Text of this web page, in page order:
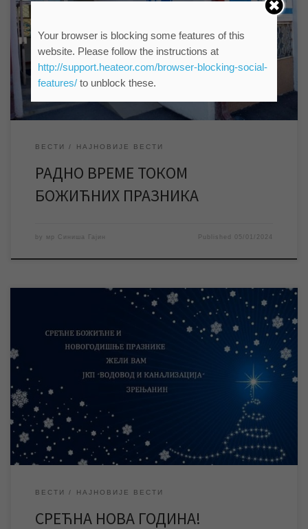
Корисничком центтру, као ни наплатна места у граду. За
време божићних празника дежуран је број за пријаву кварова
и екипе за интервенције на јавним мрежама. Закључком Владе
Републике Србије други дан Божића је нерадан дан, па службе
и шалтери у […]
ВЕСТИ НАЈНОВИЈЕ ВЕСТИ
РАДНО ВРЕМЕ ТОКОМ
БОЖИЋНИХ ПРАЗНИКА
by мр Синиша Гајин Published 05/01/2024
Служба информисања и пословних комуникација ЈКП „Водовод
и канализација“ Зрењанин
ВЕСТИ НАЈНОВИЈЕ ВЕСТИ
СРЕЋНА НОВА ГОДИНА!
Your browser is blocking some features of this
website. Please follow the instructions at
http://support.heateor.com/browser-blocking-social-
features/to unblock these.